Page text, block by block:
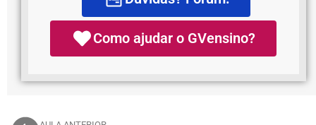
Como ajudar o GVensino?